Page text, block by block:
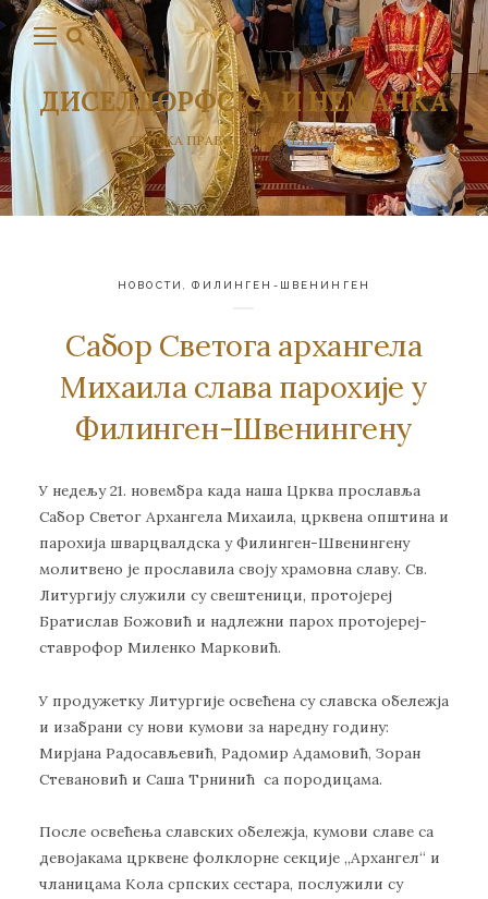
ДИСЕЛДОРФСКА И НЕМАЧКА
СРПСКА ПРАВОСЛАВНА ЕПАРХИЈА
НОВОСТИ ,ФИЛИНГЕН-ШВЕНИНГЕН
Сабор Светога архангела
Михаила слава парохије у
Филинген-Швенингену
У недељу 21. новембра када наша Црква прославља
Сабор Светог Архангела Михаила, црквена општина и
парохија шварцвалдска у Филинген-Швенингену
молитвено је прославила своју храмовна славу. Св.
Литургију служили су свештеници, протојереј
Братислав Божовић и надлежни парох протојереј-
ставрофор Миленко Марковић.
У продужетку Литургије освећена су славска обележја
и изабрани су нови кумови за наредну годину:
Мирјана Радосављевић, Радомир Адамовић, Зоран
Стевановић и Саша Трнинић са породицама.
После освећења славских обележја, кумови славе са
девојакама црквене фолклорне секције „Архангел“ и
чланицама Кола српских сестара, послужили су